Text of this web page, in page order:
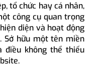
tổ chức hay cá nhân,
công cụ quan trọng
diện và hoạt động
Sở hữu một tên miền
điều không thể thiếu